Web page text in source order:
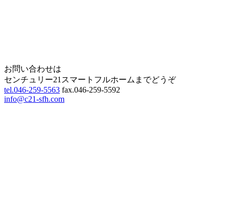
お問い合わせは
センチュリー21スマートフルホームまでどうぞ
tel.046-259-5563 fax.046-259-5592
info@c21-sfh.com